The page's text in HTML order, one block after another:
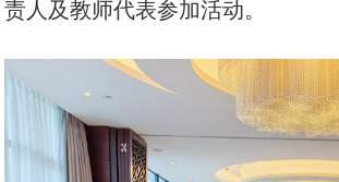
责人及教师代表参加活动。